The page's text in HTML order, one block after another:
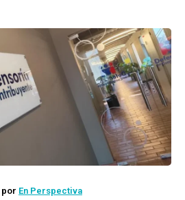
por En Perspectiva